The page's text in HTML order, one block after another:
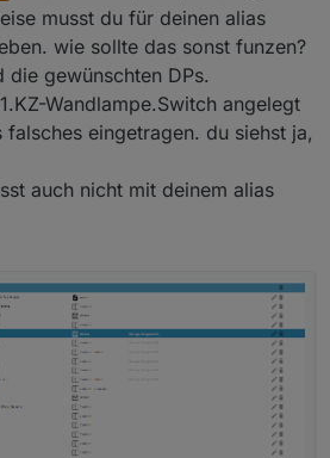
Wandlampe.Switch
Spiel_Wandlampe
falschen Typ an, es kommt direkt
im Log
warn Object
is invalid: obj.common.min has an
"number", received "string"
musst du für deinen alias
wie sollte das sonst funzen?
gewünschten DPs.
Wandlampe.Switch angelegt
eingetragen. du siehst ja,
auch nicht mit deinem alias